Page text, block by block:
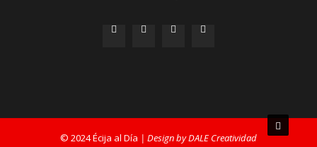
© 2024 Écija al Día | Design by DALE Creatividad